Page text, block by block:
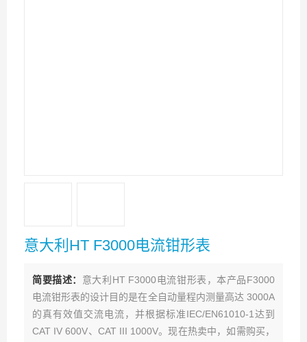
意大利HT F3000电流钳形表
简要描述： 意大利HT F3000电流钳形表，本产品F3000
电流钳形表的设计目的是在全自动量程内测量高达 3000A
的真有效值交流电流，并根据标准IEC/EN61010-1达到
CAT IV 600V、CAT III 1000V。现在热卖中，如需购买，